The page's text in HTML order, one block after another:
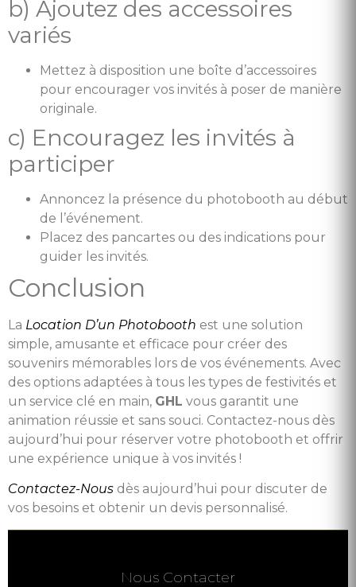
b) Ajoutez des accessoires
variés
Mettez à disposition une boîte d’accessoires
pour encourager vos invités à poser de manière
originale.
c) Encouragez les invités à
participer
Annoncez la présence du photobooth au début
de l’événement.
Placez des pancartes ou des indications pour
guider les invités.
Conclusion
La Location D’un Photobooth est une solution
simple, amusante et efficace pour créer des
souvenirs mémorables lors de vos événements. Avec
des options adaptées à tous les types de festivités et
un service clé en main, GHL vous garantit une
animation réussie et sans souci. Contactez-nous dès
aujourd’hui pour réserver votre photobooth et offrir
une expérience unique à vos invités !
Contactez-Nous dès aujourd’hui pour discuter de
vos besoins et obtenir un devis personnalisé.
Nous Contacter